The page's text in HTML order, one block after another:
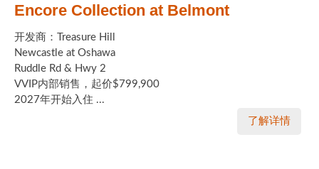
Encore Collection at Belmont
开发商：Treasure Hill
Newcastle at Oshawa
Ruddle Rd & Hwy 2
VVIP内部销售，起价$799,900
2027年开始入住 ...
了解详情